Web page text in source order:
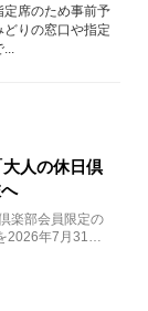
方法も紹介
定席のため事前予
りの窓口や指定
人の休日倶
楽部会員限定の
2026年7月31日